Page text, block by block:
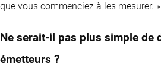
que vous commenciez à les mesurer. »
Ne serait-il pas plus simple de
émetteurs ?